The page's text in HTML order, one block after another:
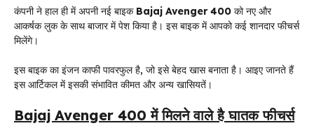
कंपनी ने हाल ही में अपनी नई बाइक Bajaj Avenger 400 को नए और
आकर्षक लुक के साथ बाजार में पेश किया है। इस बाइक में आपको कई शानदार फीचर्स
मिलेंगे।
इस बाइक का इंजन काफी पावरफुल है, जो इसे बेहद खास बनाता है। आइए जानते हैं
इस आर्टिकल में इसकी संभावित कीमत और अन्य खासियतें।
Bajaj Avenger 400 में मिलने वाले है घातक फीचर्स